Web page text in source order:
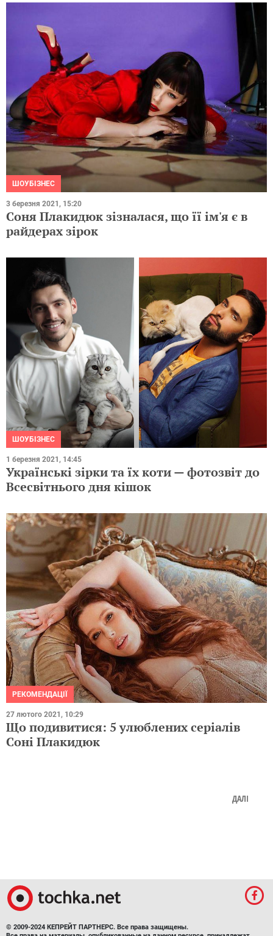
ШОУБІЗНЕС
3 березня 2021, 15:20
Соня Плакидюк зізналася, що її ім'я є в
райдерах зірок
ШОУБІЗНЕС
1 березня 2021, 14:45
Українські зірки та їх коти — фотозвіт до
Всесвітнього дня кішок
РЕКОМЕНДАЦІЇ
27 лютого 2021, 10:29
Що подивитися: 5 улюблених серіалів
Соні Плакидюк
ДАЛІ
© 2009-2024 КЕПРЕЙТ ПАРТНЕРС. Все права защищены.